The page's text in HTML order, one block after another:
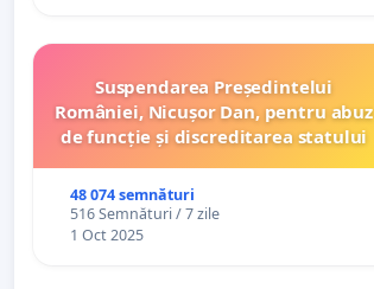
Suspendarea Președintelui
României, Nicușor Dan, pentru abuz
de funcție și discreditarea statului
48 074 semnături
516 Semnături / 7 zile
1 Oct 2025